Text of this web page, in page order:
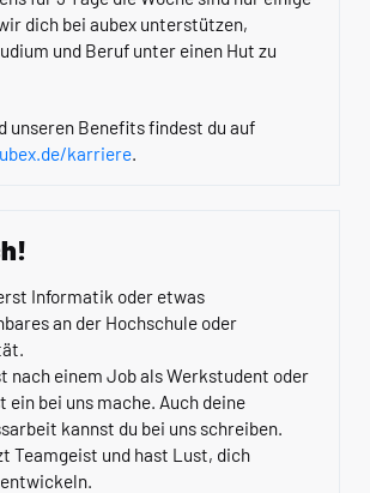
dich bei aubex unterstützen,
und Beruf unter einen Hut zu
unseren Benefits findest du auf
karriere.
Informatik oder etwas
an der Hochschule oder
nach einem Job als Werkstudent oder
ein bei uns mache. Auch deine
kannst du bei uns schreiben.
Teamgeist und hast Lust, dich